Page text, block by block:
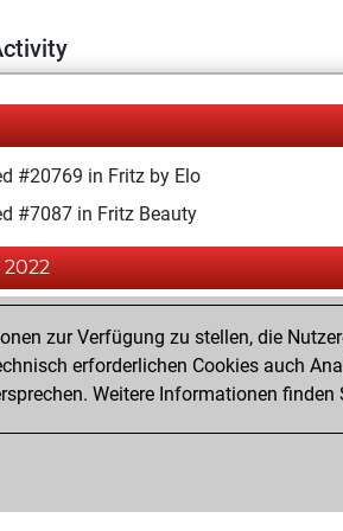
#20769 in Fritz by Elo
#7087 in Fritz Beauty
2022
new Elo of 1554
Fritz account
zur Verfügung zu stellen, die
erforderlichen Cookies auch
Weitere Informationen finden